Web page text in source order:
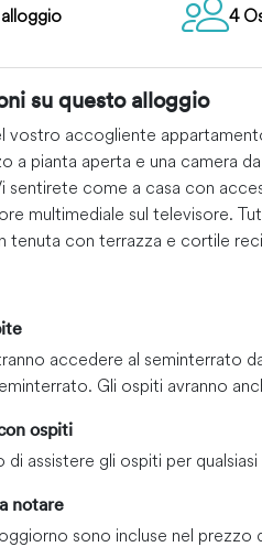
4
su questo alloggio
vostro accogliente
a pianta aperta e una camera
sentirete come a casa con
multimediale sul televisore.
tenuta con terrazza e cortile
accedere al seminterrato
Gli ospiti avranno
ospiti
di assistere gli ospiti per
notare
sono incluse nel prezzo